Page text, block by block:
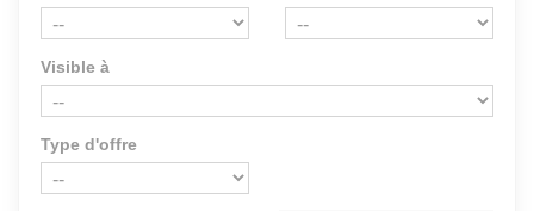
Visible à
Type d'offre